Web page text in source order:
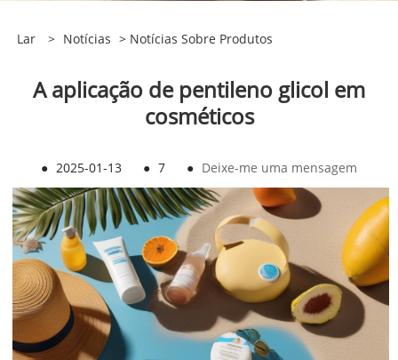
Lar > Notícias > Notícias Sobre Produtos
A aplicação de pentileno glicol em
cosméticos
● 2025-01-13 ● 7 ● Deixe-me uma mensagem